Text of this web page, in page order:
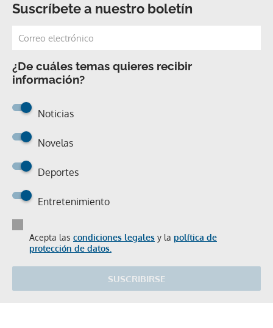
Suscríbete a nuestro boletín
¿De cuáles temas quieres recibir
información?
Noticias
Novelas
Deportes
Entretenimiento
Acepta las condiciones legales y la política de
protección de datos.
SUSCRIBIRSE